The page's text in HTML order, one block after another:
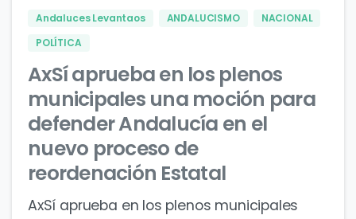
Andaluces Levantaos ANDALUCISMO
NACIONAL
POLÍTICA
AxSí aprueba en los plenos
municipales una moción para
defender Andalucía en el
nuevo proceso de
reordenación Estatal
AxSí aprueba en los plenos municipales